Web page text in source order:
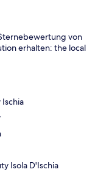
von
erhalten: the local
Isola D'Ischia